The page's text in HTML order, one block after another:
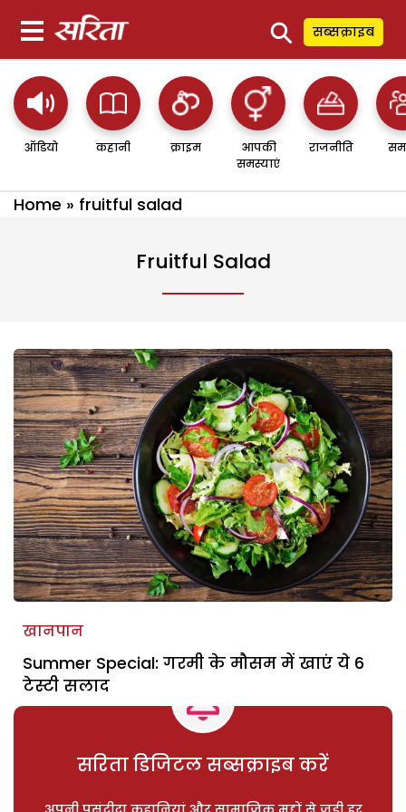
⚲ सब्सक्राइब
ऑडियो कहानी क्राइम
आपकी
समस्याएं
राजनीति
Home » fruitful salad
Fruitful Salad
खानपान
Summer Special: गरमी के मौसम में खाएं ये 6
टेस्टी सलाद
सरिता डिजिटल सब्सक्राइब करें